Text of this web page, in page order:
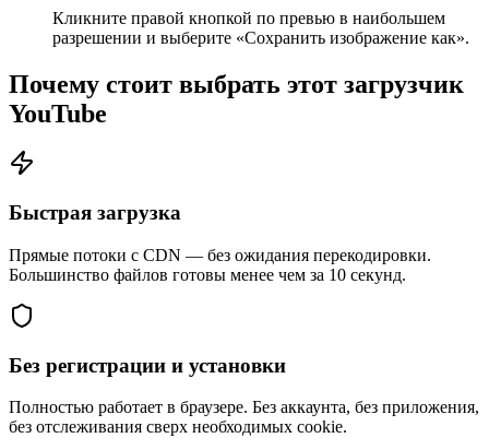
Кликните правой кнопкой по превью в наибольшем
разрешении и выберите «Сохранить изображение как».
Почему стоит выбрать этот загрузчик
YouTube
Быстрая загрузка
Прямые потоки с CDN — без ожидания перекодировки.
Большинство файлов готовы менее чем за 10 секунд.
Без регистрации и установки
Полностью работает в браузере. Без аккаунта, без приложения,
без отслеживания сверх необходимых cookie.